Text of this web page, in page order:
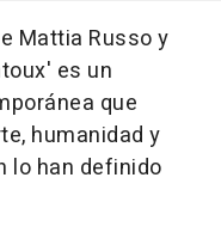
Mattia Russo y
es un
que
humanidad y
lo han definido